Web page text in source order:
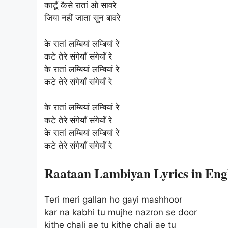
काटूँ कैसे रातां ओ सावरे
जिया नहीं जाता सुन बावरे
के रातां लम्बियां लम्बियां रे
कटे तेरे संगेयाँ संगेयाँ रे
के रातां लम्बियां लम्बियां रे
कटे तेरे संगेयाँ संगेयाँ रे
के रातां लम्बियां लम्बियां रे
कटे तेरे संगेयाँ संगेयाँ रे
के रातां लम्बियां लम्बियां रे
कटे तेरे संगेयाँ संगेयाँ रे
Raataan Lambiyan Lyrics in
Teri meri gallan ho gayi mashhoor
kar na kabhi tu mujhe nazron se door
kithe chali ae tu kithe chali ae tu